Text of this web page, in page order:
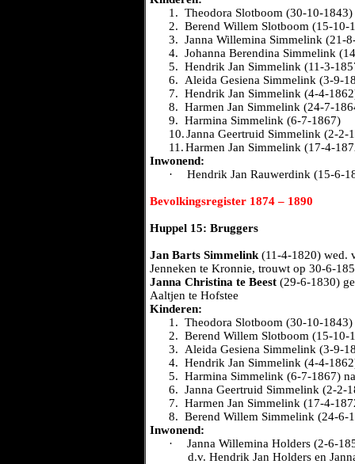
1. Theodora Slotboom (30-10-
2. Berend Willem Slotboom (15-10-
3. Janna Willemina Simmelink (21-
4. Johanna Berendina Simmelink
5. Hendrik Jan Simmelink (11-3-
6.
Aleida Gesiena Simmelink (3-9-
7. Hendrik Jan Simmelink (4-4-
8. Harmen Jan Simmelink (24-7-
9. Harmina Simmelink (6-7-1867)
10.Janna Geertruid Simmelink (2-2-
11.Harmen Jan Simmelink (17-4-
Inwonend:
·
Hendrik Jan Rauwerdink (15-6-
Bevolkingsregister 1874 – 1890
Huppel 15: Bruggers
Jan Barts Simmelink (11-4-1820) wed.
Jenneken te Kronnie, trouwt op 30-6-
Janna Christina te Beest (29-6-1830)
Aaltjen te Hofstee
Kinderen:
1. Theodora Slotboom (30-10-
2. Berend Willem Slotboom (15-10-
3.
Aleida Gesiena Simmelink (3-9-
4. Hendrik Jan Simmelink (4-4-
5. Harmina Simmelink (6-7-1867)
6. Janna Geertruid Simmelink (2-2-
7. Harmen Jan Simmelink (17-4-
8. Berend Willem Simmelink (24-6-
Inwonend:
·
Janna Willemina Holders (2-6-
d.v. Hendrik Jan Holders en